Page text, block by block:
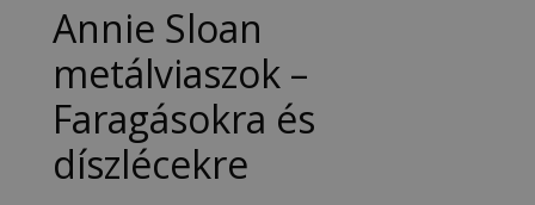
Annie Sloan
metálviaszok –
Faragásokra és
díszlécekre